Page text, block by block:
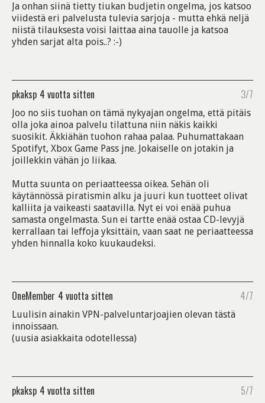
Ja onhan siinä tietty tiukan budjetin ongelma, jos katsoo
viidestä eri palvelusta tulevia sarjoja - mutta ehkä neljä
niistä tilauksesta voisi laittaa aina tauolle ja katsoa
yhden sarjat alta pois..? :-)
pkaksp 4 vuotta sitten 3/7
Joo no siis tuohan on tämä nykyajan ongelma, että pitäis
olla joka ainoa palvelu tilattuna niin näkis kaikki
suosikit. Äkkiähän tuohon rahaa palaa. Puhumattakaan
Spotifyt, Xbox Game Pass jne. Jokaiselle on jotakin ja
joillekkin vähän jo liikaa.
Mutta suunta on periaatteessa oikea. Sehän oli
käytännössä piratismin alku ja juuri kun tuotteet olivat
kalliita ja vaikeasti saatavilla. Nyt ei voi enää puhua
samasta ongelmasta. Sun ei tartte enää ostaa CD-levyjä
kerrallaan tai leffoja yksittäin, vaan saat ne periaatteessa
yhden hinnalla koko kuukaudeksi.
OneMember 4 vuotta sitten 4/7
Luulisin ainakin VPN-palveluntarjoajien olevan tästä
innoissaan.
(uusia asiakkaita odotellessa)
pkaksp 4 vuotta sitten 5/7